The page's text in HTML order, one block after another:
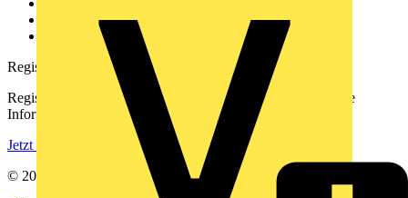
Häufig gestellte Fragen
voltimum.com
Registrierung
Registrieren Sie sich kostenlos und erhalten Sie stets aktuelle
Informationen aus der Elektroindustrie.
Jetzt registrieren
© 2002-